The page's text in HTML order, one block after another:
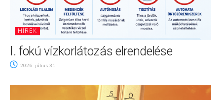
HÍREK
I. fokú vízkorlátozás elrendelése
2026. július 31.